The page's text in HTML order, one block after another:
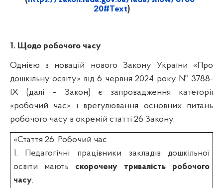
20#Text)
1. Щодо робочого часу
Однією з новацій нового Закону України «Про
дошкільну освіту» від 6 червня 2024 року № 3788-
IX (далі – Закон) є запровадження категорії
«робочий час» і врегулювання основних питань
робочого часу в окремій статті 26 Закону.
«Стаття 26. Робочий час
1. Педагогічні працівники закладів дошкільної
освіти мають скорочену тривалість робочого
часу.